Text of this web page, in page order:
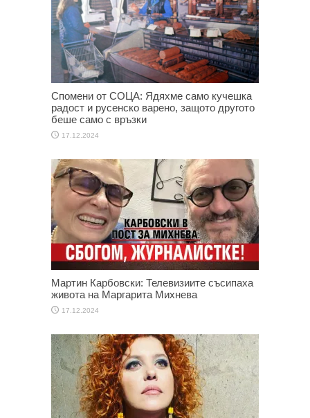
Спомени от СОЦА: Ядяхме само кучешка
радост и русенско варено, защото другото
беше само с връзки
17.12.2024
Мартин Карбовски: Телевизиите съсипаха
живота на Маргарита Михнева
17.12.2024